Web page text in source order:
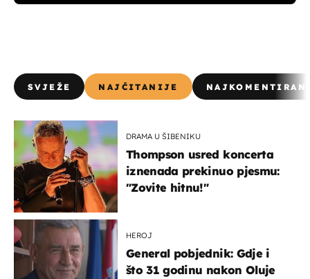
SVJEŽE NAJČITANIJE
DRAMA U ŠIBENIKU
Thompson usred koncerta
iznenada prekinuo pjesmu:
"Zovite hitnu!"
HEROJ
General pobjednik: Gdje i
što 31 godinu nakon Oluje